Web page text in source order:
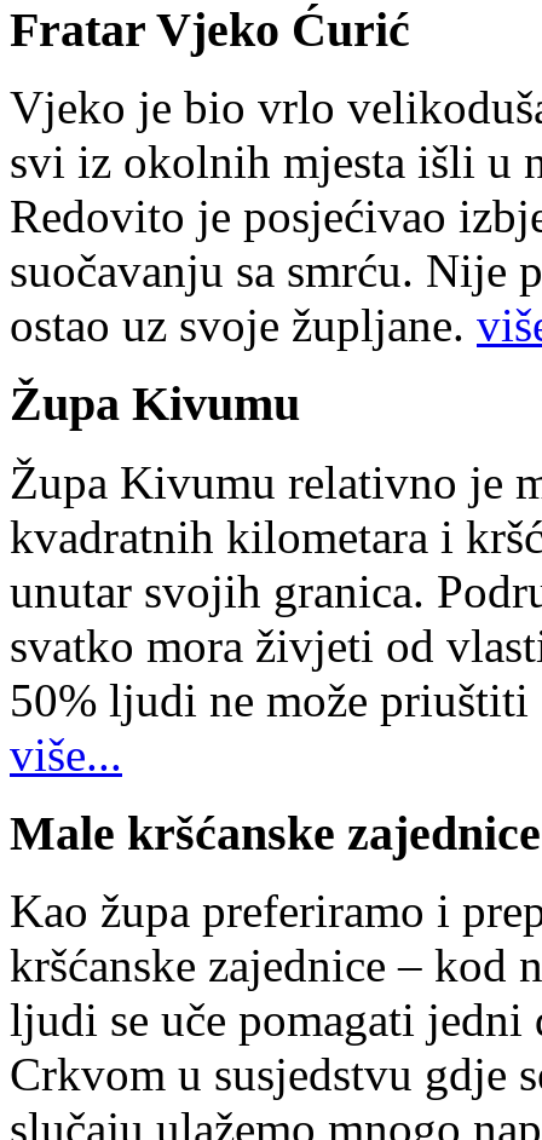
Fratar Vjeko Ćurić
Vjeko je bio vrlo
svi iz okolnih mjesta išli u
Redovito je posjećivao
suočavanju sa smrću. Nije
ostao uz svoje župljane.
Župa Kivumu
Župa Kivumu relativno je
kvadratnih kilometara i
unutar svojih granica.
svatko mora živjeti od
50% ljudi ne može
više...
Male kršćanske zajednice
Kao župa preferiramo i
kršćanske zajednice – kod
ljudi se uče pomagati
Crkvom u susjedstvu gdje
slučaju ulažemo mnogo